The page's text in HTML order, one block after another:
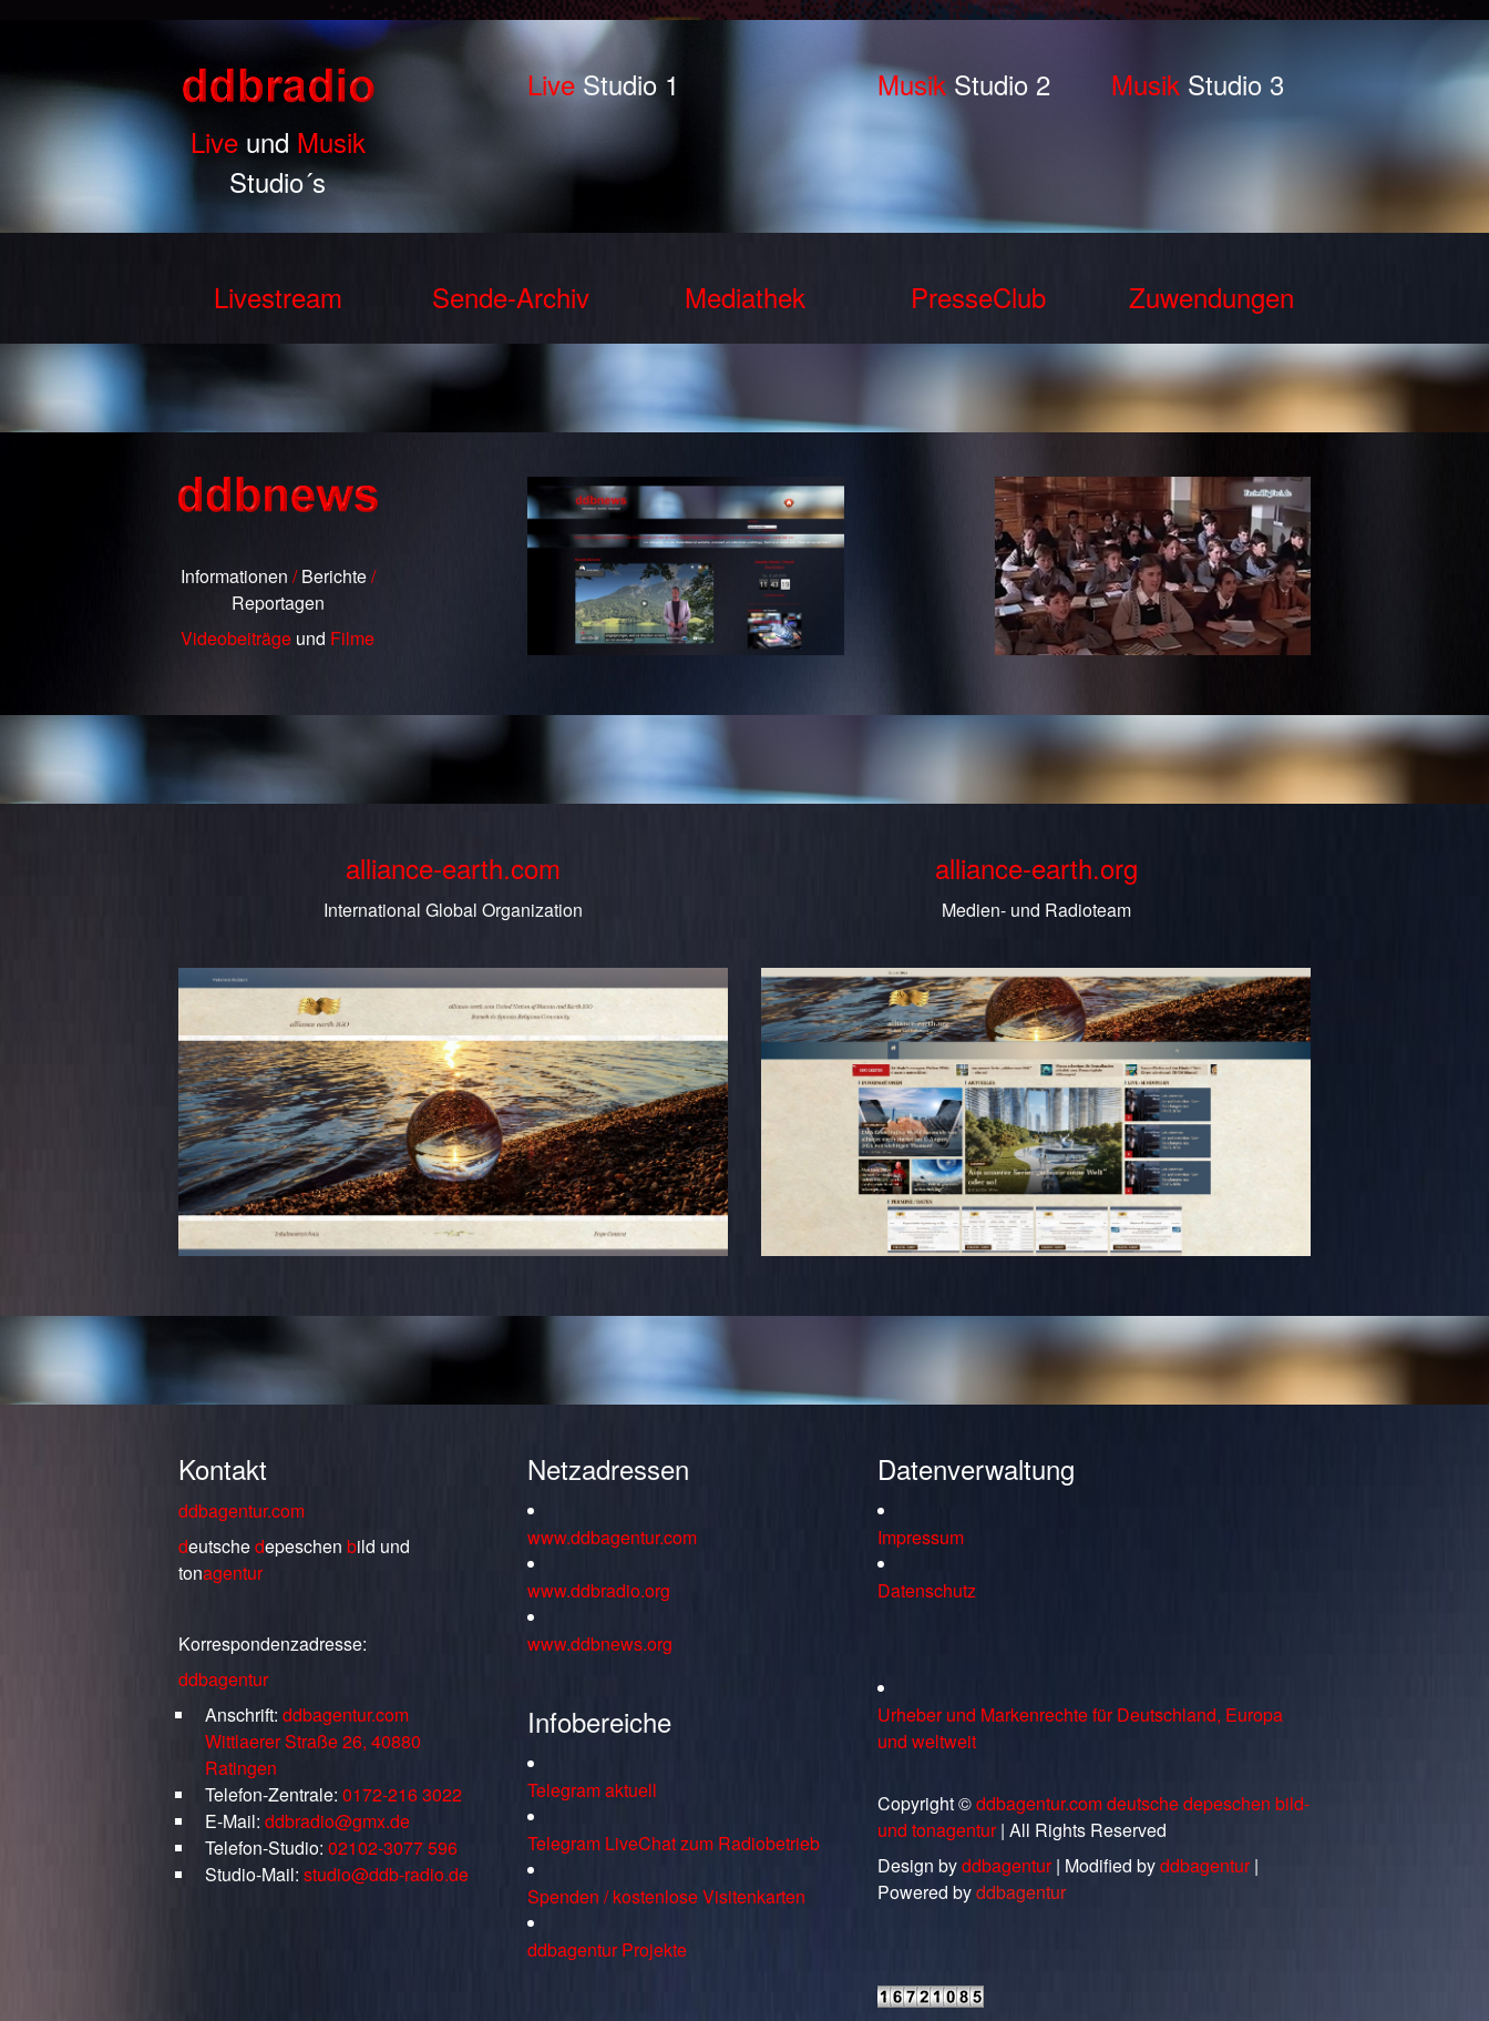
Live und Musik
Studio´s
Live Studio 1 Musik Studio 2 MusikStudio 3
Livestream Sende-Archiv Mediathek PresseClub Zuwendungen
Informationen /Berichte/
Reportagen
Videobeiträge und Filme
alliance-earth.com
International Global Organization
alliance-earth.org
Medien- und Radioteam
Kontakt
ddbagentur.com
deutschedepeschen bild und
tonagentur
Korrespondenzadresse:
ddbagentur
Anschrift: ddbagentur.com
Wittlaerer Straße 26, 40880
Ratingen
Telefon-Zentrale: 0172-216 3022
E-Mail: ddbradio@gmx.de
Telefon-Studio: 02102-3077 596
Studio-Mail: studio@ddb-radio.de
Netzadressen
www.ddbagentur.com
www.ddbradio.org
www.ddbnews.org
Infobereiche
Telegram aktuell
Telegram LiveChat zum Radiobetrieb
Spenden / kostenlose Visitenkarten
ddbagentur Projekte
Datenverwaltung
Impressum
Datenschutz
Urheber und Markenrechte für Deutschland, Europa
und weltweit
Copyright ©ddbagentur.com deutsche depeschen bild-
und tonagentur| All Rights Reserved
Design byddbagentur| Modified byddbagentur|
Powered byddbagentur